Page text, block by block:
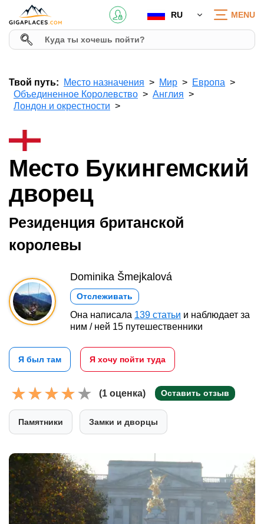
RU MENU
Твой путь: Место назначения Мир
Европа
Объединенное Королевство
Англия
Лондон и окрестности
Место Букингемский
дворец
Резиденция британской
королевы
Dominika Šmejkalová
Отслеживать
Она написала 139 статьи и наблюдает за
ним / ней 15 путешественники
Я был там Я хочу пойти туда
(1 оценка) Оставить отзыв
Памятники Замки и дворцы